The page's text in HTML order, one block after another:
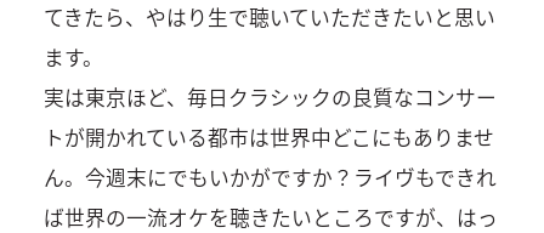
てきたら、やはり生で聴いていただきたいと思い
ます。
実は東京ほど、毎日クラシックの良質なコンサー
トが開かれている都市は世界中どこにもありませ
ん。今週末にでもいかがですか？ライヴもできれ
ば世界の一流オケを聴きたいところですが、はっ